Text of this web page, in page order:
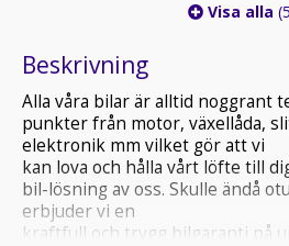
Visa alla
Beskrivning
Alla våra bilar är alltid noggrant
punkter från motor, växellåda,
elektronik mm vilket gör att vi
kan lova och hålla vårt löfte till
bil-lösning av oss. Skulle ändå
erbjuder vi en
kraftfull och trygg bilgaranti på